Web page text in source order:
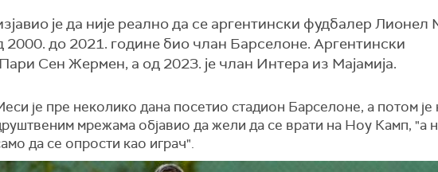
је да није реално да се аргентински фудбалер Лионел
2000. до 2021. године био члан Барселоне. Аргентински
Сен Жермен, а од 2023. је члан Интера из Мајамија.
је пре неколико дана посетио стадион Барселоне, а потом је
мрежама објавио да жели да се врати на Ноу Камп, "а
да се опрости као играч".